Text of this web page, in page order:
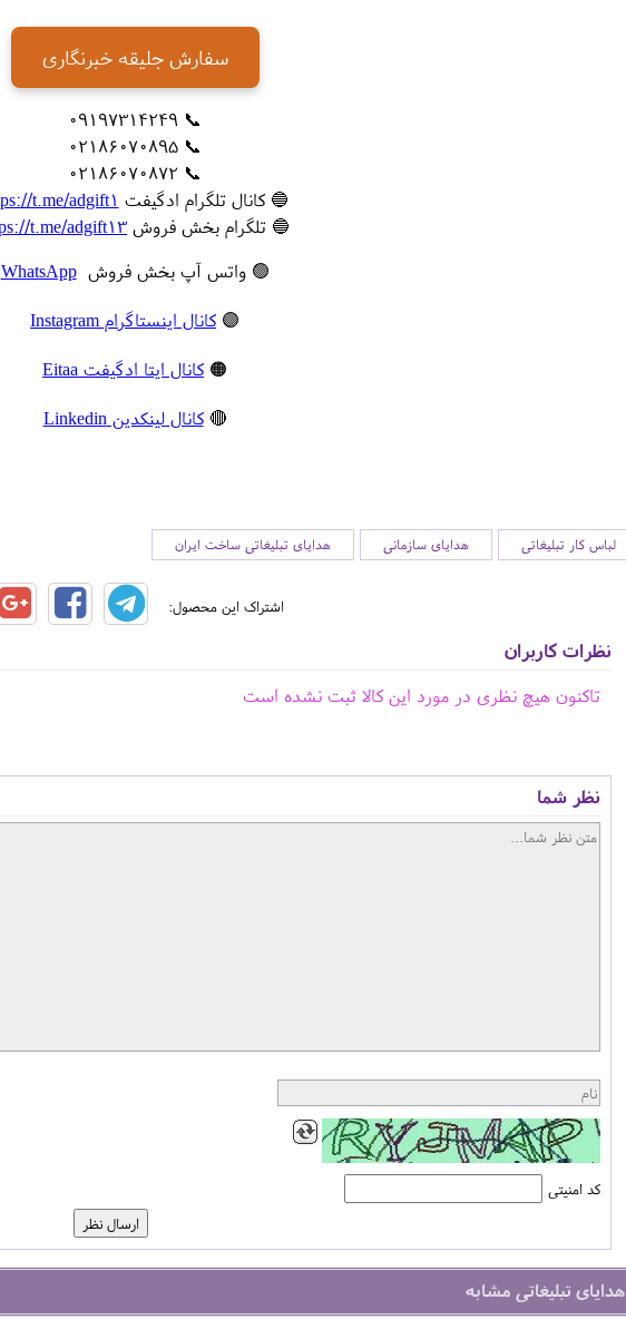
سفارش جلیقه خبرنگاری
📞 09197314249
📞 02186070895
📞 02186070872
🔵 کانال تلگرام ادگیفت t.me/adgift1
🔵 تلگرام بخش فروش t.me/adgift13
🟢 واتس آپ بخش فروشWhatsApp
🟣 کانال اینستاگرام Instagram
🟠 کانال ایتا ادگیفت Eitaa
🔴 کانال لینکدین Linkedin
لباس کار تبلیغاتی هدایای سازمانی هدایای تبلیغاتی ساخت ایران
اشتراک این محصول:
نظرات کاربران
تاکنون هیچ نظری در مورد این کالا ثبت نشده است
نظر شما
کد امنیتی
هدایای تبلیغاتی مشابه